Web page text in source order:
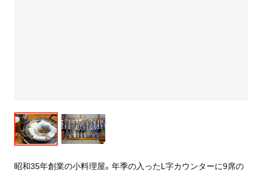
昭和35年創業の小料理屋。年季の入ったL字カウンターに9席の